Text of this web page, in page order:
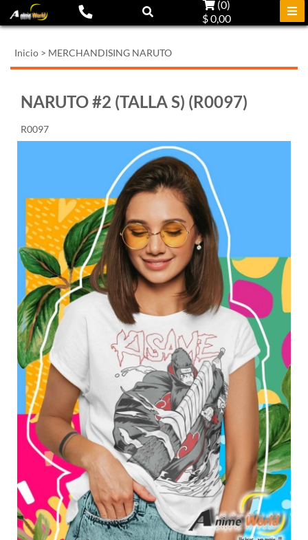
(0)
$ 0,00
Inicio > MERCHANDISING NARUTO
NARUTO #2 (TALLA S) (R0097)
R0097